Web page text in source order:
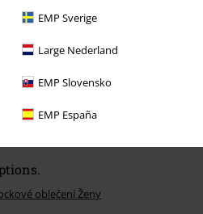
EMP Sverige
Large Nederland
EMP Slovensko
EMP España
oblečení Ženy